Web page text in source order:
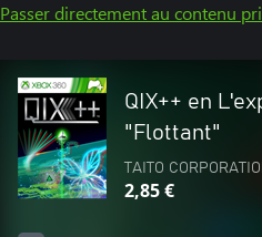
Passer directement au contenu
QIX++ en
"Flottant"
TAITO
2,85 €